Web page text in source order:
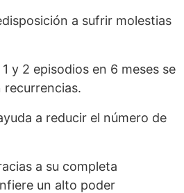
a sufrir molestias
y 2 episodios en 6 meses se
recurrencias.
a reducir el número de
a su completa
un alto poder